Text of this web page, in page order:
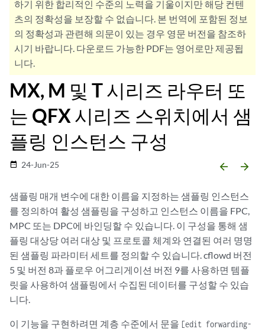
하기 위한 합리적인 수준의 노력을 기울이지만 해당 컨텐
츠의 정확성을 보장할 수 없습니다. 본 번역에 포함된 정보
의 정확성과 관련해 의문이 있는 경우 영문 버전을 참조하
시기 바랍니다. 다운로드 가능한 PDF는 영어로만 제공됩
니다.
MX, M 및 T 시리즈 라우터 또
는 QFX 시리즈 스위치에서 샘
플링 인스턴스 구성
date_range 24-Jun-25 arrow_backward arrow_forward
샘플링 매개 변수에 대한 이름을 지정하는 샘플링 인스턴스
를 정의하여 활성 샘플링을 구성하고 인스턴스 이름을 FPC,
MPC 또는 DPC에 바인딩할 수 있습니다. 이 구성을 통해 샘
플링 대상당 여러 대상 및 프로토콜 체계와 연결된 여러 명명
된 샘플링 파라미터 세트를 정의할 수 있습니다. cflowd 버전
5 및 버전 8과 플로우 어그리게이션 버전 9를 사용하면 템플
릿을 사용하여 샘플링에서 수집된 데이터를 구성할 수 있습
니다.
이 기능을 구현하려면 계층 수준에서 문을 [edit forwarding-